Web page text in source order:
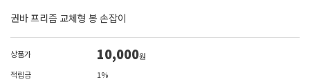
권바 프리즘 교체형 봉 손잡이
상품가 10,000원
적립금
1%